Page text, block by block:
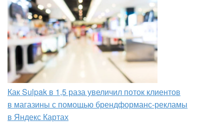
Как Sulpak в 1,5 раза увеличил поток клиентов
в магазины с помощью брендформанс-рекламы
в Яндекс Картах